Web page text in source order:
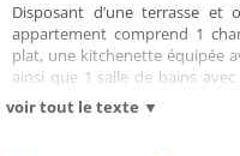
Disposant d’une terrasse
appartement comprend 1
plat, une kitchenette équipée
ainsi que 1 salle de bains
votre disposition des serviettes
voir tout le texte ▼